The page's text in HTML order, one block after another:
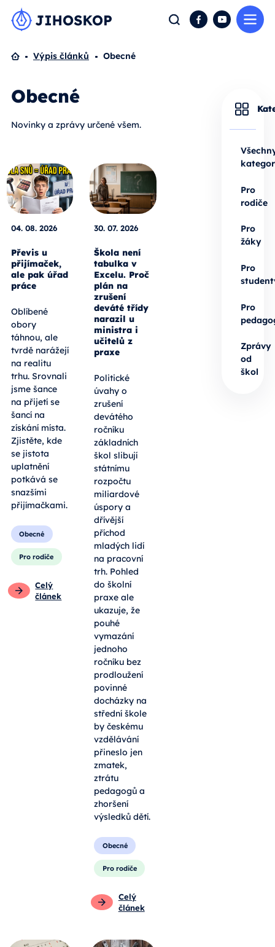
Hledat FacebookYouTube
Domů
Výpis článků Obecné
Obecné
Novinky a zprávy určené všem.
04. 08. 2026
Převis u
přijímaček,
ale pak úřad
práce
Oblíbené
obory
táhnou, ale
tvrdě narážejí
na realitu
trhu. Srovnali
jsme šance
na přijetí se
šancí na
získání místa.
Zjistěte, kde
se jistota
uplatnění
potkává se
snazšími
přijímačkami.
Obecné
Pro rodiče
Celý
článek
30. 07. 2026
Škola není
tabulka v
Excelu. Proč
plán na
zrušení
deváté třídy
narazil u
ministra i
učitelů z
praxe
Politické
úvahy o
zrušení
devátého
ročníku
základních
škol slibují
státnímu
rozpočtu
miliardové
úspory a
dřívější
příchod
mladých lidí
na pracovní
trh. Pohled
do školní
praxe ale
ukazuje, že
pouhé
vymazání
jednoho
ročníku bez
prodloužení
povinné
docházky na
střední škole
by českému
vzdělávání
přineslo jen
zmatek,
ztrátu
pedagogů a
zhoršení
výsledků dětí.
Obecné
Pro rodiče
Celý
článek
Pro
rodiče
Pro
žáky
Pro
Pro
Zprávy
od
škol